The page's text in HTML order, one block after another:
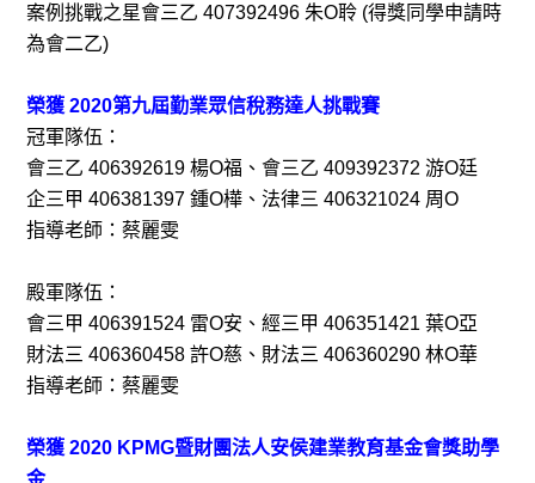
案例挑戰之星會三乙 407392496 朱O聆 (得獎同學申請時
為會二乙)
榮獲 2020第九屆勤業眾信稅務達人挑戰賽
冠軍隊伍：
會三乙 406392619 楊O福、會三乙 409392372 游O廷
企三甲 406381397 鍾O樺、法律三 406321024 周O
指導老師：蔡麗雯
殿軍隊伍：
會三甲 406391524 雷O安、經三甲 406351421 葉O亞
財法三 406360458 許O慈、財法三 406360290 林O華
指導老師：蔡麗雯
榮獲 2020 KPMG暨財團法人安侯建業教育基金會獎助學
金